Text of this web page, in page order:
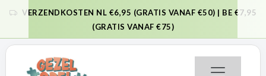
VERZENDKOSTEN NL €6,95 (GRATIS VANAF €50) | BE €7,95
(GRATIS VANAF €75)